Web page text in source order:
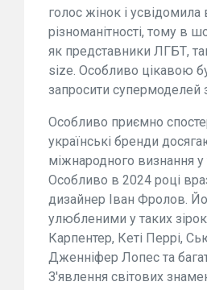
голос жінок і усвідомила
різноманітності, тому в
як представники ЛГБТ,
size. Особливо цікавою
запросити супермоделей
Особливо приємно
українські бренди
міжнародного визнання у
Особливо в 2024 році
дизайнер Іван Фролов.
улюбленими у таких
Карпентер, Кеті Перрі,
Дженніфер Лопес та
З'явлення світових